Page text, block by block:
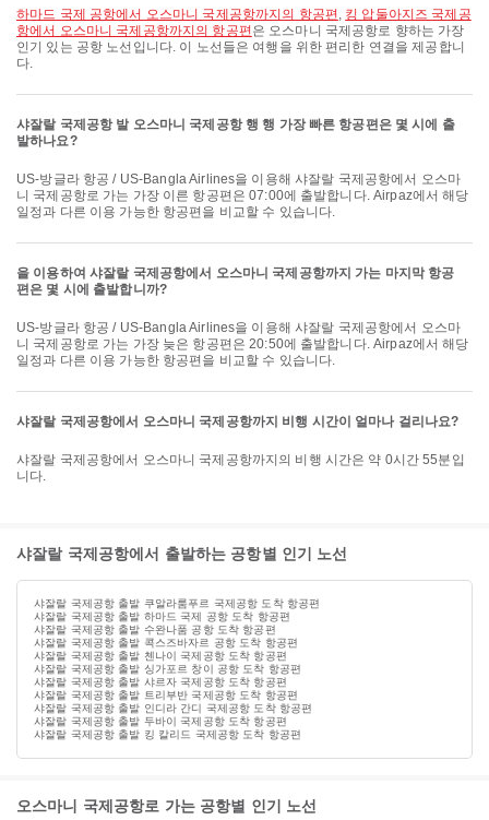
하마드 국제 공항에서 오스마니 국제공항까지의 항공편 , 킹 압둘아지즈 국제공
항에서 오스마니 국제공항까지의 항공편 은 오스마니 국제공항로 향하는 가장
인기 있는 공항 노선입니다. 이 노선들은 여행을 위한 편리한 연결을 제공합니
다.
샤잘랄 국제공항 발 오스마니 국제공항 행 행 가장 빠른 항공편은 몇 시에 출
발하나요?
US-방글라 항공 / US-Bangla Airlines을 이용해 샤잘랄 국제공항에서 오스마
니 국제공항로 가는 가장 이른 항공편은 07:00에 출발합니다. Airpaz에서 해당
일정과 다른 이용 가능한 항공편을 비교할 수 있습니다.
을 이용하여 샤잘랄 국제공항에서 오스마니 국제공항까지 가는 마지막 항공
편은 몇 시에 출발합니까?
US-방글라 항공 / US-Bangla Airlines을 이용해 샤잘랄 국제공항에서 오스마
니 국제공항로 가는 가장 늦은 항공편은 20:50에 출발합니다. Airpaz에서 해당
일정과 다른 이용 가능한 항공편을 비교할 수 있습니다.
샤잘랄 국제공항에서 오스마니 국제공항까지 비행 시간이 얼마나 걸리나요?
샤잘랄 국제공항에서 오스마니 국제공항까지의 비행 시간은 약 0시간 55분입
니다.
샤잘랄 국제공항에서 출발하는 공항별 인기 노선
샤잘랄 국제공항 출발 쿠알라룸푸르 국제공항 도착 항공편
샤잘랄 국제공항 출발 하마드 국제 공항 도착 항공편
샤잘랄 국제공항 출발 수완나품 공항 도착 항공편
샤잘랄 국제공항 출발 콕스즈바자르 공항 도착 항공편
샤잘랄 국제공항 출발 첸나이 국제공항 도착 항공편
샤잘랄 국제공항 출발 싱가포르 창이 공항 도착 항공편
샤잘랄 국제공항 출발 샤르자 국제공항 도착 항공편
샤잘랄 국제공항 출발 트리부반 국제공항 도착 항공편
샤잘랄 국제공항 출발 인디라 간디 국제공항 도착 항공편
샤잘랄 국제공항 출발 두바이 국제공항 도착 항공편
샤잘랄 국제공항 출발 킹 칼리드 국제공항 도착 항공편
오스마니 국제공항로 가는 공항별 인기 노선